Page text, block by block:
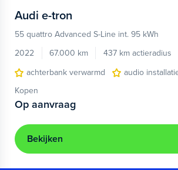
Audi e-tron
55 quattro Advanced S-Line int. 95 kWh
2022
67.000 km 437 km actieradius
achterbank verwarmd
audio
Kopen
Op aanvraag
Bekijken